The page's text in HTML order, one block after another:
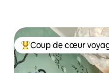
Coups de cœur
Coup de cœur